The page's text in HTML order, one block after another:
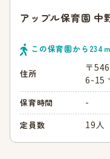
アップル保育園 中
この保育園から 234 ｍ
住所
〒
6-15
保育時間 -
定員数 19人